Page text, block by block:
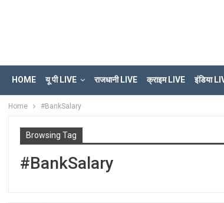
HOME यू पी LIVE राजधानी LIVE क्राइम LIVE इंडिया
Home #BankSalary
Browsing Tag
#BankSalary